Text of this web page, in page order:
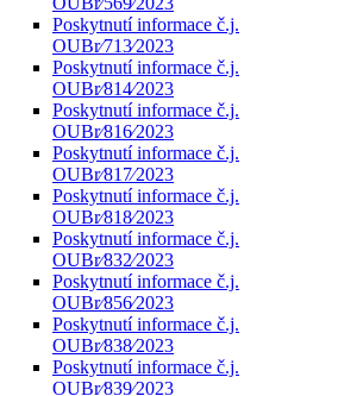
Poskytnutí informace č.j.
OUBr⁄713⁄2023
Poskytnutí informace č.j.
OUBr⁄814⁄2023
Poskytnutí informace č.j.
OUBr⁄816⁄2023
Poskytnutí informace č.j.
OUBr⁄817⁄2023
Poskytnutí informace č.j.
OUBr⁄818⁄2023
Poskytnutí informace č.j.
OUBr⁄832⁄2023
Poskytnutí informace č.j.
OUBr⁄856⁄2023
Poskytnutí informace č.j.
OUBr⁄838⁄2023
Poskytnutí informace č.j.
OUBr⁄839⁄2023